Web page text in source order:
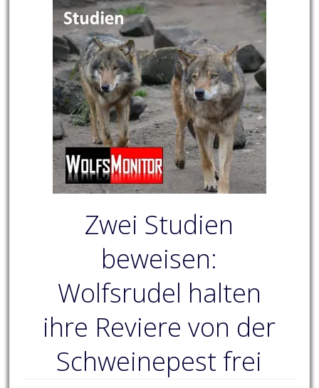
Zwei Studien
beweisen:
Wolfsrudel halten
ihre Reviere von der
Schweinepest frei